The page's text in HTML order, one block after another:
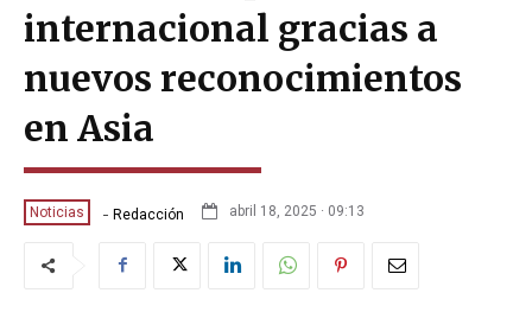
internacional gracias a
nuevos reconocimientos
en Asia
Noticias - Redacción abril 18, 2025 · 09:13